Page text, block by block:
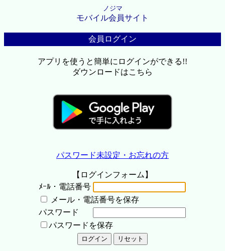
ノジマ
モバイル会員サイト
会員ログイン
アプリを使うと簡単にログインができる!!
ダウンロードはこちら
パスワード未設定・お忘れの方
【ログインフォーム】
ﾒｰﾙ・電話番号
メール・電話番号を保存
パスワード
パスワードを保存